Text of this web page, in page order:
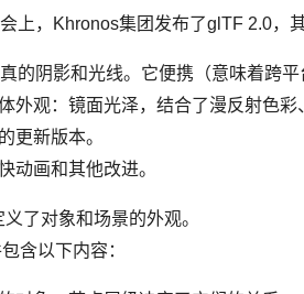
上，Khronos集团发布了glTF 2.0，
的阴影和光线。它便携（意味着跨
外观：镜面光泽，结合了漫反射色
更新版本。
动画和其他改进。
了对象和场景的外观。
含以下内容：